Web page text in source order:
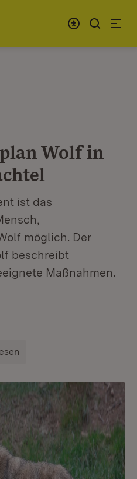
Wolf in
ist das
möglich. Der
beschreibt
Maßnahmen.